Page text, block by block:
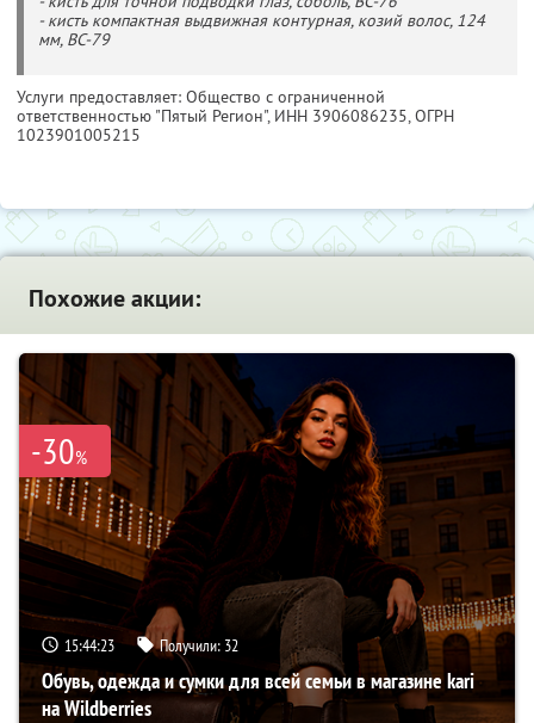
- кисть компактная выдвижная контурная, козий волос, 124
мм, BC-79
Услуги предоставляет: Общество с ограниченной
ответственностью "Пятый Регион", ИНН 3906086235, ОГРН
1023901005215
Похожие акции:
-30%
15:44:22 Получили: 32
Обувь, одежда и сумки для всей семьи в магазине kari
на Wildberries